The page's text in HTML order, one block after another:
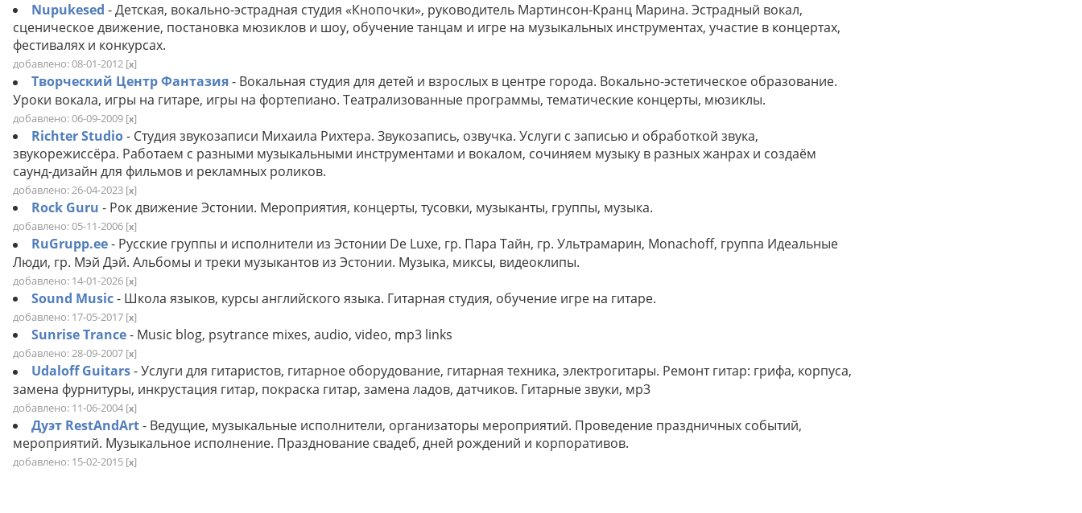
Nupukesed - Детская, вокально-эстрадная студия «Кнопочки», руководитель Мартинсон-Кранц Марина. Эстрадный вокал,
сценическое движение, постановка мюзиклов и шоу, обучение танцам и игре на музыкальных инструментах, участие в концертах,
фестивалях и конкурсах.
добавлено: 08-01-2012 [x]
Творческий Центр Фантазия- Вокальная студия для детей и взрослых в центре города. Вокально-эстетическое образование.
Уроки вокала, игры на гитаре, игры на фортепиано. Театрализованные программы, тематические концерты, мюзиклы.
добавлено: 06-09-2009 [x]
Richter Studio- Студия звукозаписи Михаила Рихтера. Звукозапись, озвучка. Услуги с записью и обработкой звука,
звукорежиссёра. Работаем с разными музыкальными инструментами и вокалом, сочиняем музыку в разных жанрах и создаём
саунд-дизайн для фильмов и рекламных роликов.
добавлено: 26-04-2023 [x]
Rock Guru - Рок движение Эстонии. Мероприятия, концерты, тусовки, музыканты, группы, музыка.
добавлено: 05-11-2006 [x]
RuGrupp.ee- Русские группы и исполнители из Эстонии De Luxe, гр. Пара Тайн, гр. Ультрамарин, Monachoff, группа Идеальные
Люди, гр. Мэй Дэй. Альбомы и треки музыкантов из Эстонии. Музыка, миксы, видеоклипы.
добавлено: 14-01-2026 [x]
Sound Music- Школа языков, курсы английского языка. Гитарная студия, обучение игре на гитаре.
добавлено: 17-05-2017 [x]
Sunrise Trance- Music blog, psytrance mixes, audio, video, mp3 links
добавлено: 28-09-2007 [x]
Udaloff Guitars- Услуги для гитаристов, гитарное оборудование, гитарная техника, электрогитары. Ремонт гитар: грифа, корпуса,
замена фурнитуры, инкрустация гитар, покраска гитар, замена ладов, датчиков. Гитарные звуки, мр3
добавлено: 11-06-2004 [x]
Дуэт RestAndArt- Ведущие, музыкальные исполнители, организаторы мероприятий. Проведение праздничных событий,
мероприятий. Музыкальное исполнение. Празднование свадеб, дней рождений и корпоративов.
добавлено: 15-02-2015 [x]